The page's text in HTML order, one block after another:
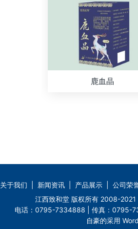
鹿血晶
关于我们 新闻资讯 产品展示
公司荣
江西致和堂 版权所有 2008-
电话：0795-7334888 | 传真：0795-
自豪的采用